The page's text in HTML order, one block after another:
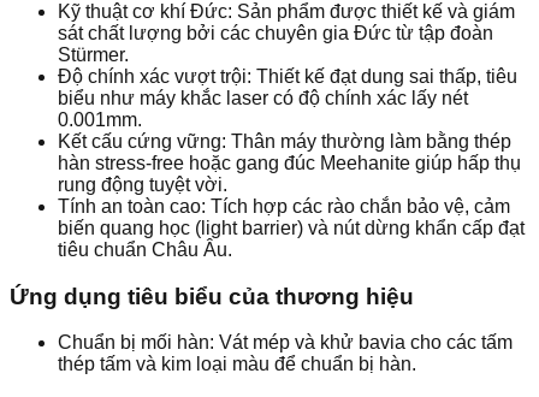
Kỹ thuật cơ khí Đức: Sản phẩm được thiết kế và giám
sát chất lượng bởi các chuyên gia Đức từ tập đoàn
Stürmer.
Độ chính xác vượt trội: Thiết kế đạt dung sai thấp, tiêu
biểu như máy khắc laser có độ chính xác lấy nét
0.001mm.
Kết cấu cứng vững: Thân máy thường làm bằng thép
hàn stress-free hoặc gang đúc Meehanite giúp hấp thụ
rung động tuyệt vời.
Tính an toàn cao: Tích hợp các rào chắn bảo vệ, cảm
biến quang học (light barrier) và nút dừng khẩn cấp đạt
tiêu chuẩn Châu Âu.
Ứng dụng tiêu biểu của thương hiệu
Chuẩn bị mối hàn: Vát mép và khử bavia cho các tấm
thép tấm và kim loại màu để chuẩn bị hàn.